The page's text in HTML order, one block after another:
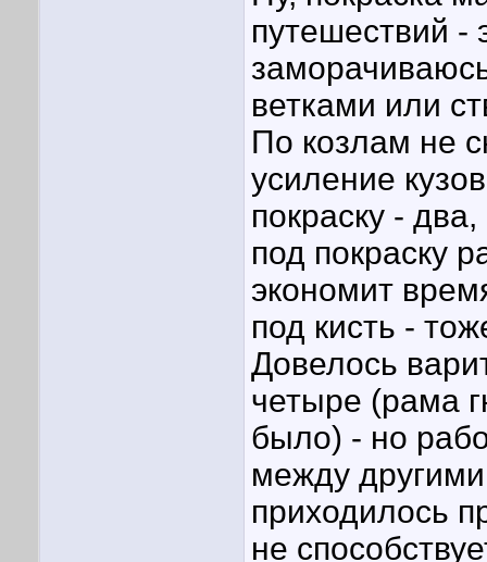
путешествий
ветками или
По козлам не
усиление
покраску -
под покраску
экономит
под кисть -
Довелось
четыре (рама
было) - но
между
приходилось
не